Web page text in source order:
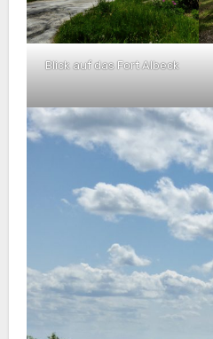
Blick auf das Fort Albeck